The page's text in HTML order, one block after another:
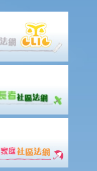
姻为无效？
住。我要怎样做？
我，不知所踪。我现在想在
婚？
结婚。我们在法律上的保障
大相信我的未婚夫，建议我